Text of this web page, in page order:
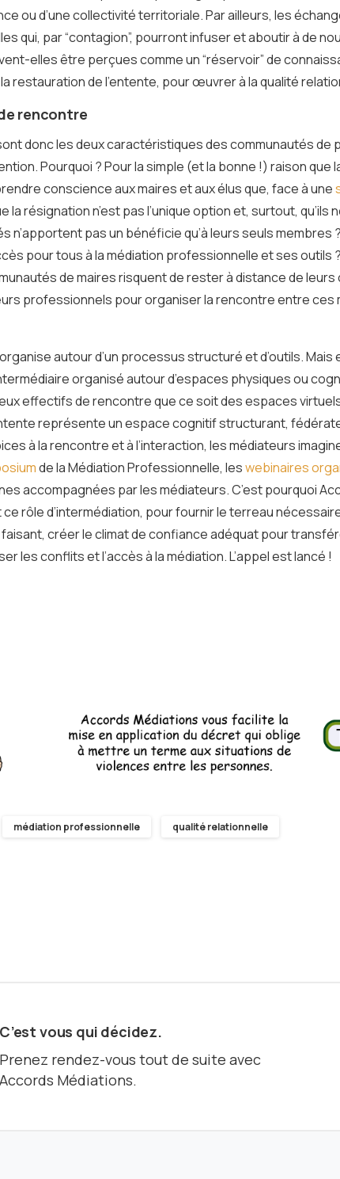
ou d’une collectivité territoriale. Par ailleurs, les
qui, par “contagion”, pourront infuser et aboutir à de
elles être perçues comme un “réservoir” de
restauration de l’entente, pour œuvrer à la qualité
rencontre
donc les deux caractéristiques des communautés de
Pourquoi ? Pour la simple (et la bonne !) raison que
conscience aux maires et aux élus que, face à une
résignation n’est pas l’unique option et, surtout, qu’ils
n’apportent pas un bénéficie qu’à leurs seuls
pour tous à la médiation professionnelle et ses outils
de maires risquent de rester à distance de leurs
professionnels pour organiser la rencontre entre
autour d’un processus structuré et d’outils.
organisé autour d’espaces physiques ou
effectifs de rencontre que ce soit des espaces
représente un espace cognitif structurant,
à la rencontre et à l’interaction, les médiateurs
de la Médiation Professionnelle, leswebinaires
accompagnées par les médiateurs. C’est pourquoi
rôle d’intermédiation, pour fournir le terreau
créer le climat de confiance adéquat pour
les conflits et l’accès à la médiation. L’appel est lancé !
médiation professionnelle qualité relationnelle
C’est vous qui décidez.
Prenez rendez-vous tout de suite avec
Accords Médiations.